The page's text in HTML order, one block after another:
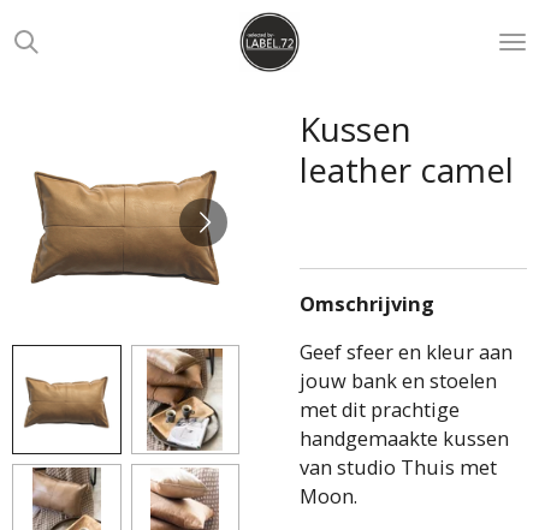
Ga
direct
Kussen
leather camel
Omschrijving
Geef sfeer en kleur aan
jouw bank en stoelen
met dit prachtige
handgemaakte kussen
van studio Thuis met
Moon.